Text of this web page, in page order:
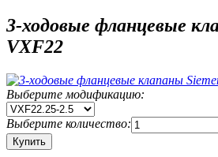
3-ходовые фланцевые
VXF22
Выберите модификацию:
Выберите количество: